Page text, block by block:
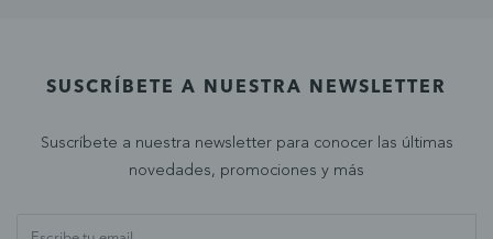
SUSCRÍBETE A NUESTRA NEWSLETTER
Suscríbete a nuestra newsletter para conocer las últimas
novedades, promociones y más